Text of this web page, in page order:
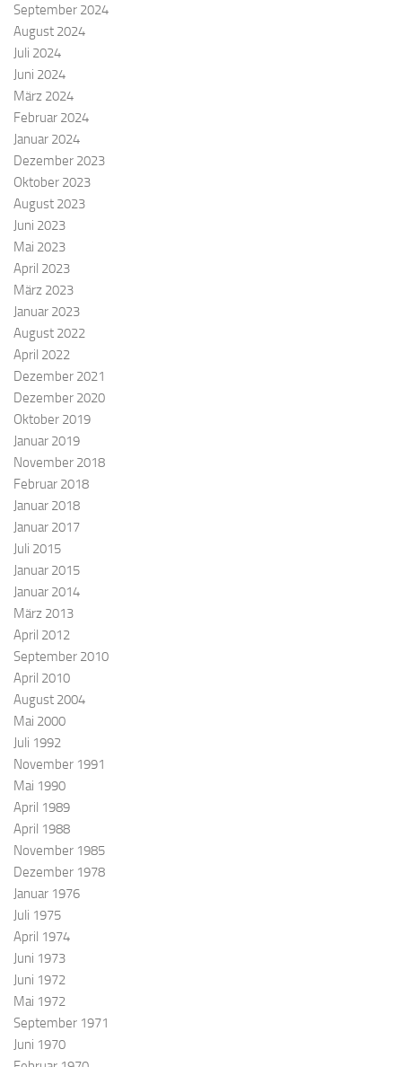
September 2024
August 2024
Juli 2024
Juni 2024
März 2024
Februar 2024
Januar 2024
Dezember 2023
Oktober 2023
August 2023
Juni 2023
Mai 2023
April 2023
März 2023
Januar 2023
August 2022
April 2022
Dezember 2021
Dezember 2020
Oktober 2019
Januar 2019
November 2018
Februar 2018
Januar 2018
Januar 2017
Juli 2015
Januar 2015
Januar 2014
März 2013
April 2012
September 2010
April 2010
August 2004
Mai 2000
Juli 1992
November 1991
Mai 1990
April 1989
April 1988
November 1985
Dezember 1978
Januar 1976
Juli 1975
April 1974
Juni 1973
Juni 1972
Mai 1972
September 1971
Juni 1970